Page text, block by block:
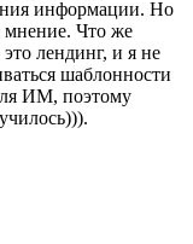
информации. Но
мнение. Что же
лендинг, и я не
шаблонности
ИМ, поэтому